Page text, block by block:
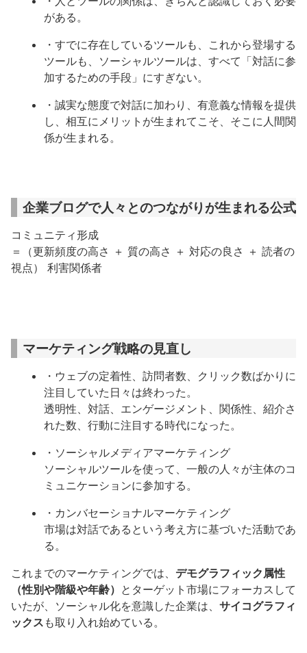
がある。
・すでに存在しているツールも、これから登場する
ツールも、ソーシャルツールは、すべて「対話に参
加するための手段」にすぎない。
・誠実な態度で対話に加わり、有意義な情報を提供
し、相互にメリットが生まれてこそ、そこに人間関
係が生まれる。
企業ブログで人々とのつながりが生まれる公式
コミュニティ形成
＝（更新頻度の高さ ＋ 質の高さ ＋ 対応の良さ ＋ 読者の
視点） 利害関係者
マーケティング戦略の見直し
・ウェブの定着性、訪問者数、クリック数ばかりに
注目していた日々は終わった。
透明性、対話、エンゲージメント、関係性、紹介さ
れた数、行動に注目する時代になった。
・ソーシャルメディアマーケティング
ソーシャルツールを使って、一般の人々が主体のコ
ミュニケーションに参加する。
・カンバセーショナルマーケティング
市場は対話であるという考え方に基づいた活動であ
る。
これまでのマーケティングでは、 デモグラフィック属性
（性別や階級や年齢） とターゲット市場にフォーカスして
いたが、ソーシャル化を意識した企業は、 サイコグラフィ
ックス も取り入れ始めている。